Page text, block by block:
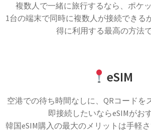
複数人で一緒に旅行するなら、ポケ
1台の端末で同時に複数人が接続できる
得に利用する最高の方法で
eSIM
空港での待ち時間なしに、QRコードを
即接続したいならeSIMがお
韓国eSIM購入の最大のメリットは手軽